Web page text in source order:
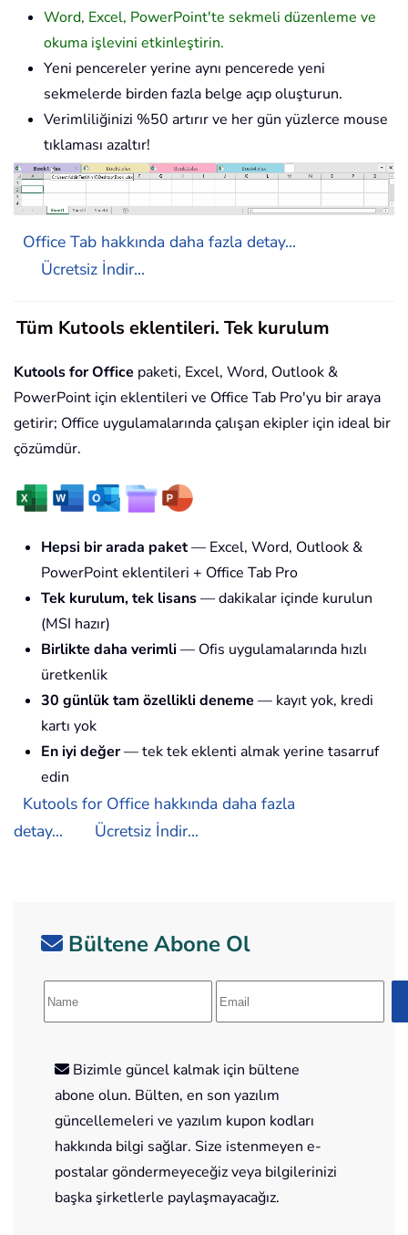
Word, Excel, PowerPoint'te sekmeli düzenleme ve
okuma işlevini etkinleştirin.
Yeni pencereler yerine aynı pencerede yeni
sekmelerde birden fazla belge açıp oluşturun.
Verimliliğinizi %50 artırır ve her gün yüzlerce mouse
tıklaması azaltır!
Office Tab hakkında daha fazla detay...
Ücretsiz İndir...
Tüm Kutools eklentileri. Tek kurulum
Kutools for Office paketi, Excel, Word, Outlook &
PowerPoint için eklentileri ve Office Tab Pro'yu bir araya
getirir; Office uygulamalarında çalışan ekipler için ideal bir
çözümdür.
Hepsi bir arada paket— Excel, Word, Outlook &
PowerPoint eklentileri + Office Tab Pro
Tek kurulum, tek lisans— dakikalar içinde kurulun
(MSI hazır)
Birlikte daha verimli — Ofis uygulamalarında hızlı
üretkenlik
30 günlük tam özellikli deneme — kayıt yok, kredi
kartı yok
En iyi değer— tek tek eklenti almak yerine tasarruf
edin
Kutools for Office hakkında daha fazla
detay...
Ücretsiz İndir...
Bültene Abone Ol
Bizimle güncel kalmak için bültene
abone olun. Bülten, en son yazılım
güncellemeleri ve yazılım kupon kodları
hakkında bilgi sağlar. Size istenmeyen e-
postalar göndermeyeceğiz veya bilgilerinizi
başka şirketlerle paylaşmayacağız.